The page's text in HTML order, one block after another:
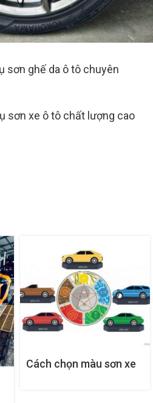
sơn ghế da ô tô chuyên
sơn xe ô tô chất lượng cao
Cách chọn màu sơn xe